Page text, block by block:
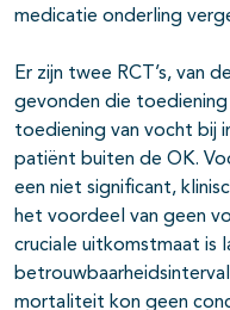
medicatie onderling
Er zijn twee RCT’s, van
gevonden die
toediening van vocht bij
patiënt buiten de OK.
een niet significant,
het voordeel van geen
cruciale uitkomstmaat is
mortaliteit kon geen